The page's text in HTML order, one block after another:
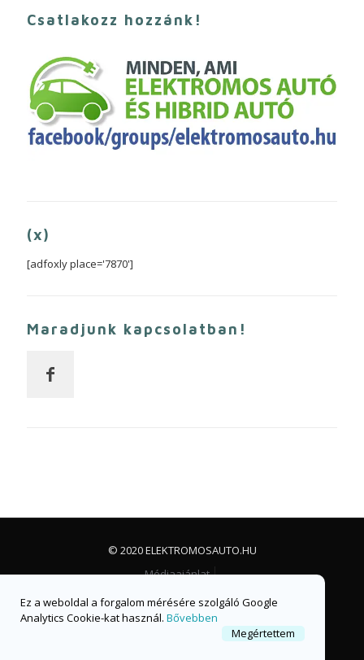
Csatlakozz hozzánk!
(x)
[adfoxly place='7870']
Maradjunk kapcsolatban!
© 2020 ELEKTROMOSAUTO.HU
Médiaajánlat
Facebook csoport
Facebook oldal
Ez a weboldal a forgalom mérésére szolgáló Google
Analytics Cookie-kat használ. Bővebben
Megértettem